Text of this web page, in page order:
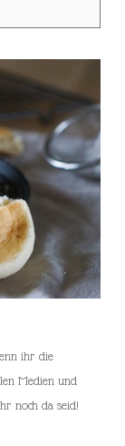
ihr die
Medien und
noch da seid!